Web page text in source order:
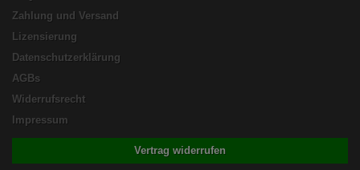
Zahlung und Versand
Lizensierung
Datenschutzerklärung
AGBs
Widerrufsrecht
Impressum
Vertrag widerrufen